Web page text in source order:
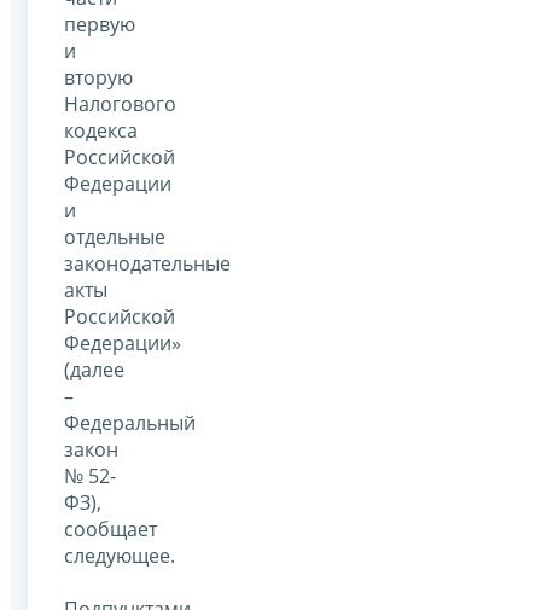
первую
и
вторую
Налогового
кодекса
Российской
Федерации
и
отдельные
законодательные
акты
Российской
Федерации»
(далее
–
Федеральный
закон
№ 52-
ФЗ),
сообщает
следующее.